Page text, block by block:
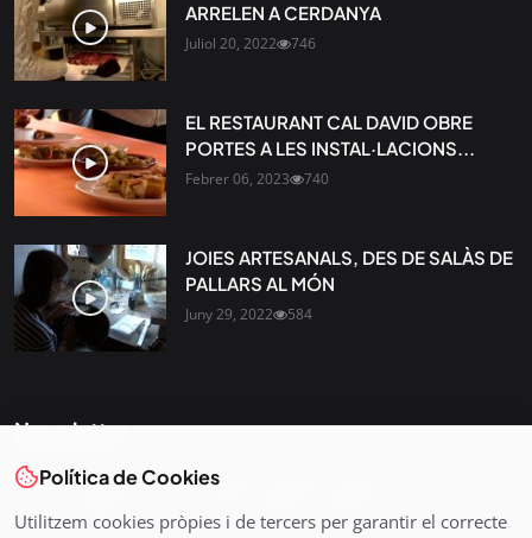
ARRELEN A CERDANYA
Juliol 20, 2022 746
EL RESTAURANT CAL DAVID OBRE
PORTES A LES INSTAL·LACIONS...
Febrer 06, 2023 740
JOIES ARTESANALS, DES DE SALÀS DE
PALLARS AL MÓN
Juny 29, 2022 584
Newsletter
Tota l’actualitat, seleccionada i enviada directament al teu
que importa.
Política de Cookies
Utilitzem cookies pròpies i de tercers per garantir el correcte